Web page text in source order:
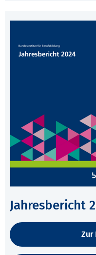
Jahresbericht
Zur